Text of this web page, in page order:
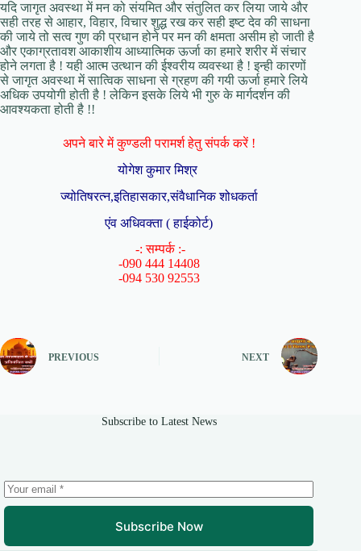
यदि जागृत अवस्था में मन को संयमित और संतुलित कर लिया जाये और
सही तरह से आहार, विहार, विचार शुद्ध रख कर सही इष्ट देव की साधना
की जाये तो सत्व गुण की प्रधान होने पर मन की क्षमता असीम हो जाती है
और एकाग्रतावश आकाशीय आध्यात्मिक ऊर्जा का हमारे शरीर में संचार
होने लगता है ! यही आत्म उत्थान की ईश्वरीय व्यवस्था है ! इन्ही कारणों
से जागृत अवस्था में सात्विक साधना से ग्रहण की गयी ऊर्जा हमारे लिये
अधिक उपयोगी होती है ! लेकिन इसके लिये भी गुरु के मार्गदर्शन की
आवश्यकता होती है !!
अपने बारे में कुण्डली परामर्श हेतु संपर्क करें !
योगेश कुमार मिश्र
ज्योतिषरत्न,इतिहासकार,संवैधानिक शोधकर्ता
एंव अधिवक्ता ( हाईकोर्ट)
-: सम्पर्क :-
-090 444 14408
-094 530 92553
PREVIOUS NEXT
Subscribe to Latest News
Subscribe Now